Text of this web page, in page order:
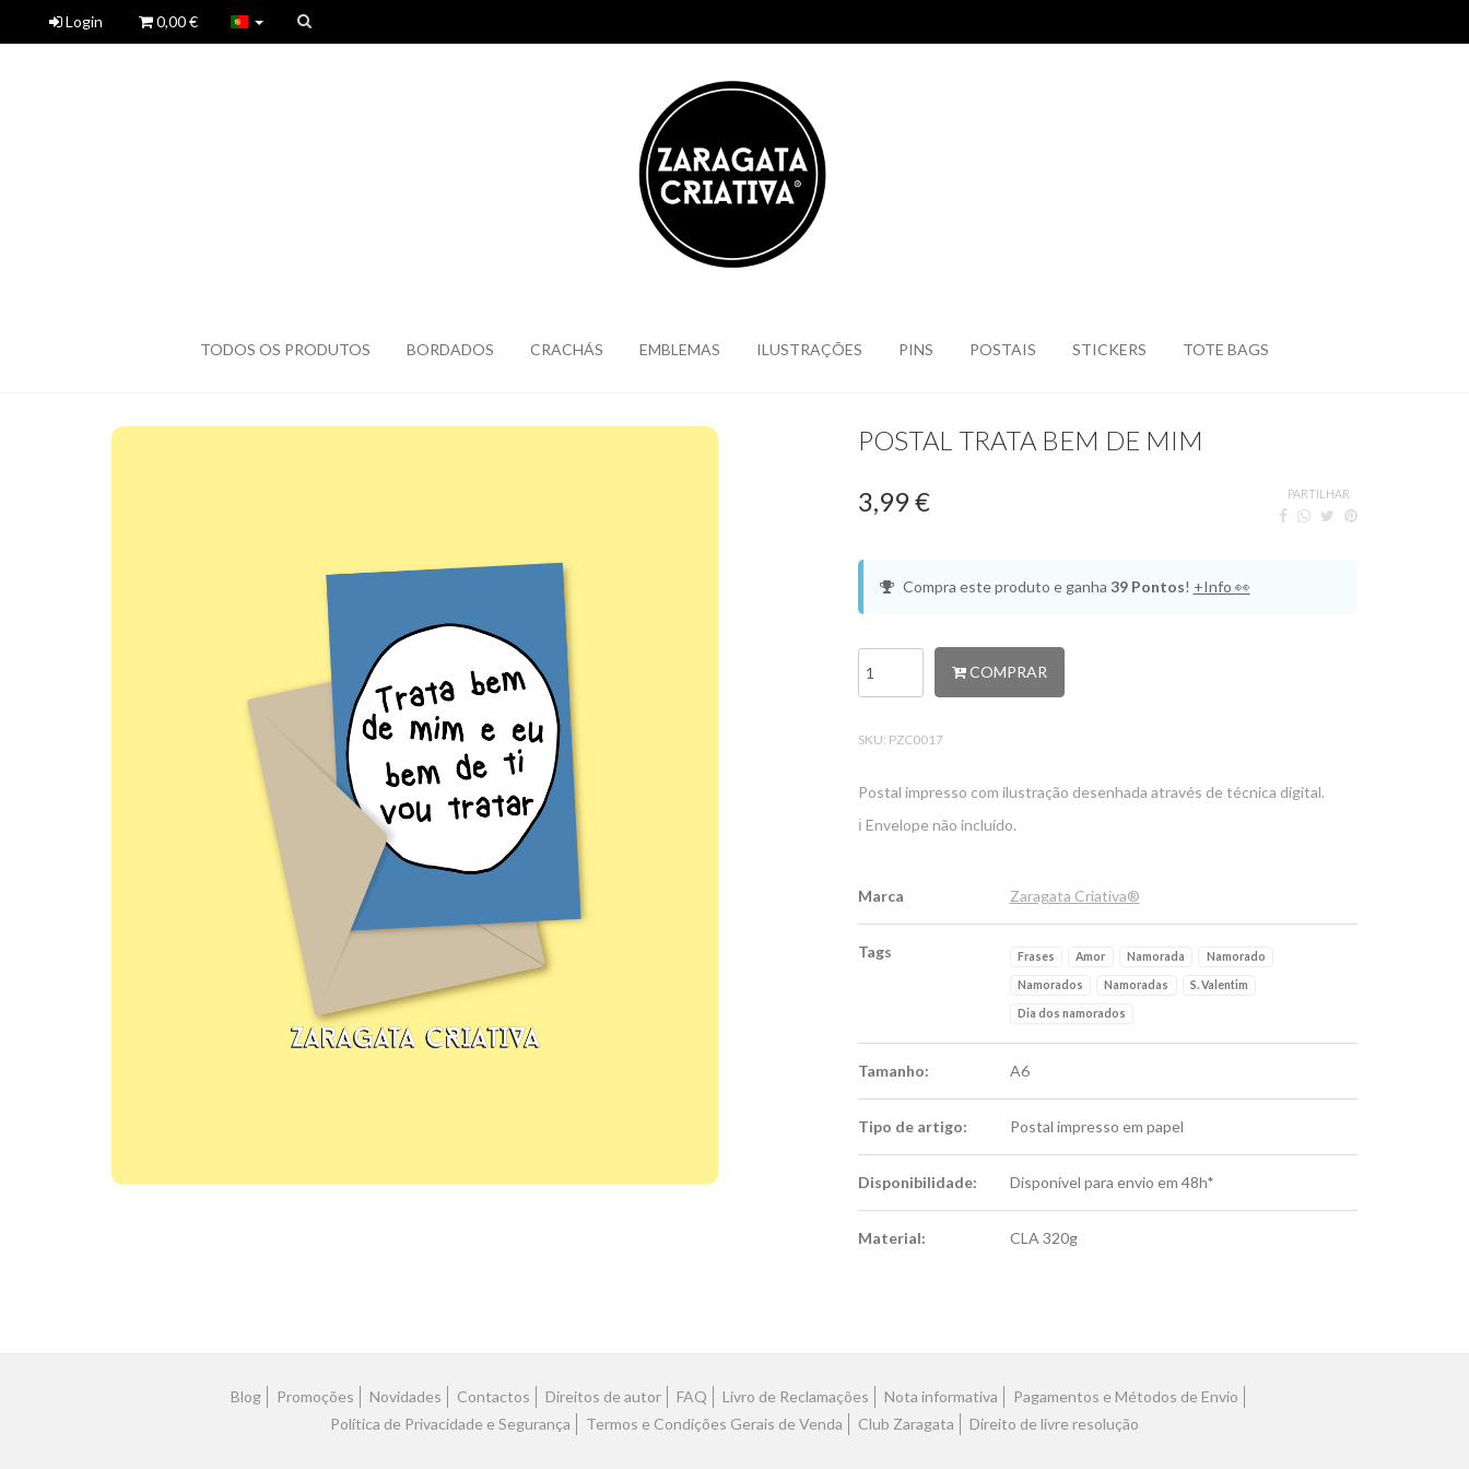
Login 0,00 €
TODOS OS PRODUTOS BORDADOS CRACHÁS EMBLEMAS ILUSTRAÇÕES PINS POSTAIS STICKERS TOTE BAGS
POSTAL TRATA BEM DE MIM
3,99 € PARTILHAR
Compra este produto e ganha 39 Pontos! +Info 👀
COMPRAR
SKU: PZC0017
Postal impresso com ilustração desenhada através de técnica digital.
ℹ️ Envelope não incluído.
Marca Zaragata Criativa®
Tags Frases Amor Namorada Namorado
Namorados Namoradas S. Valentim
Dia dos namorados
Tamanho: A6
Tipo de artigo: Postal impresso em papel
Disponibilidade: Disponível para envio em 48h*
Material:
CLA 320g
Blog Promoções Novidades Contactos Direitos de autor FAQ Livro de Reclamações Nota informativa
Pagamentos e Métodos de Envio
Política de Privacidade e Segurança
Termos e Condições Gerais de Venda Club Zaragata Direito de livre resolução